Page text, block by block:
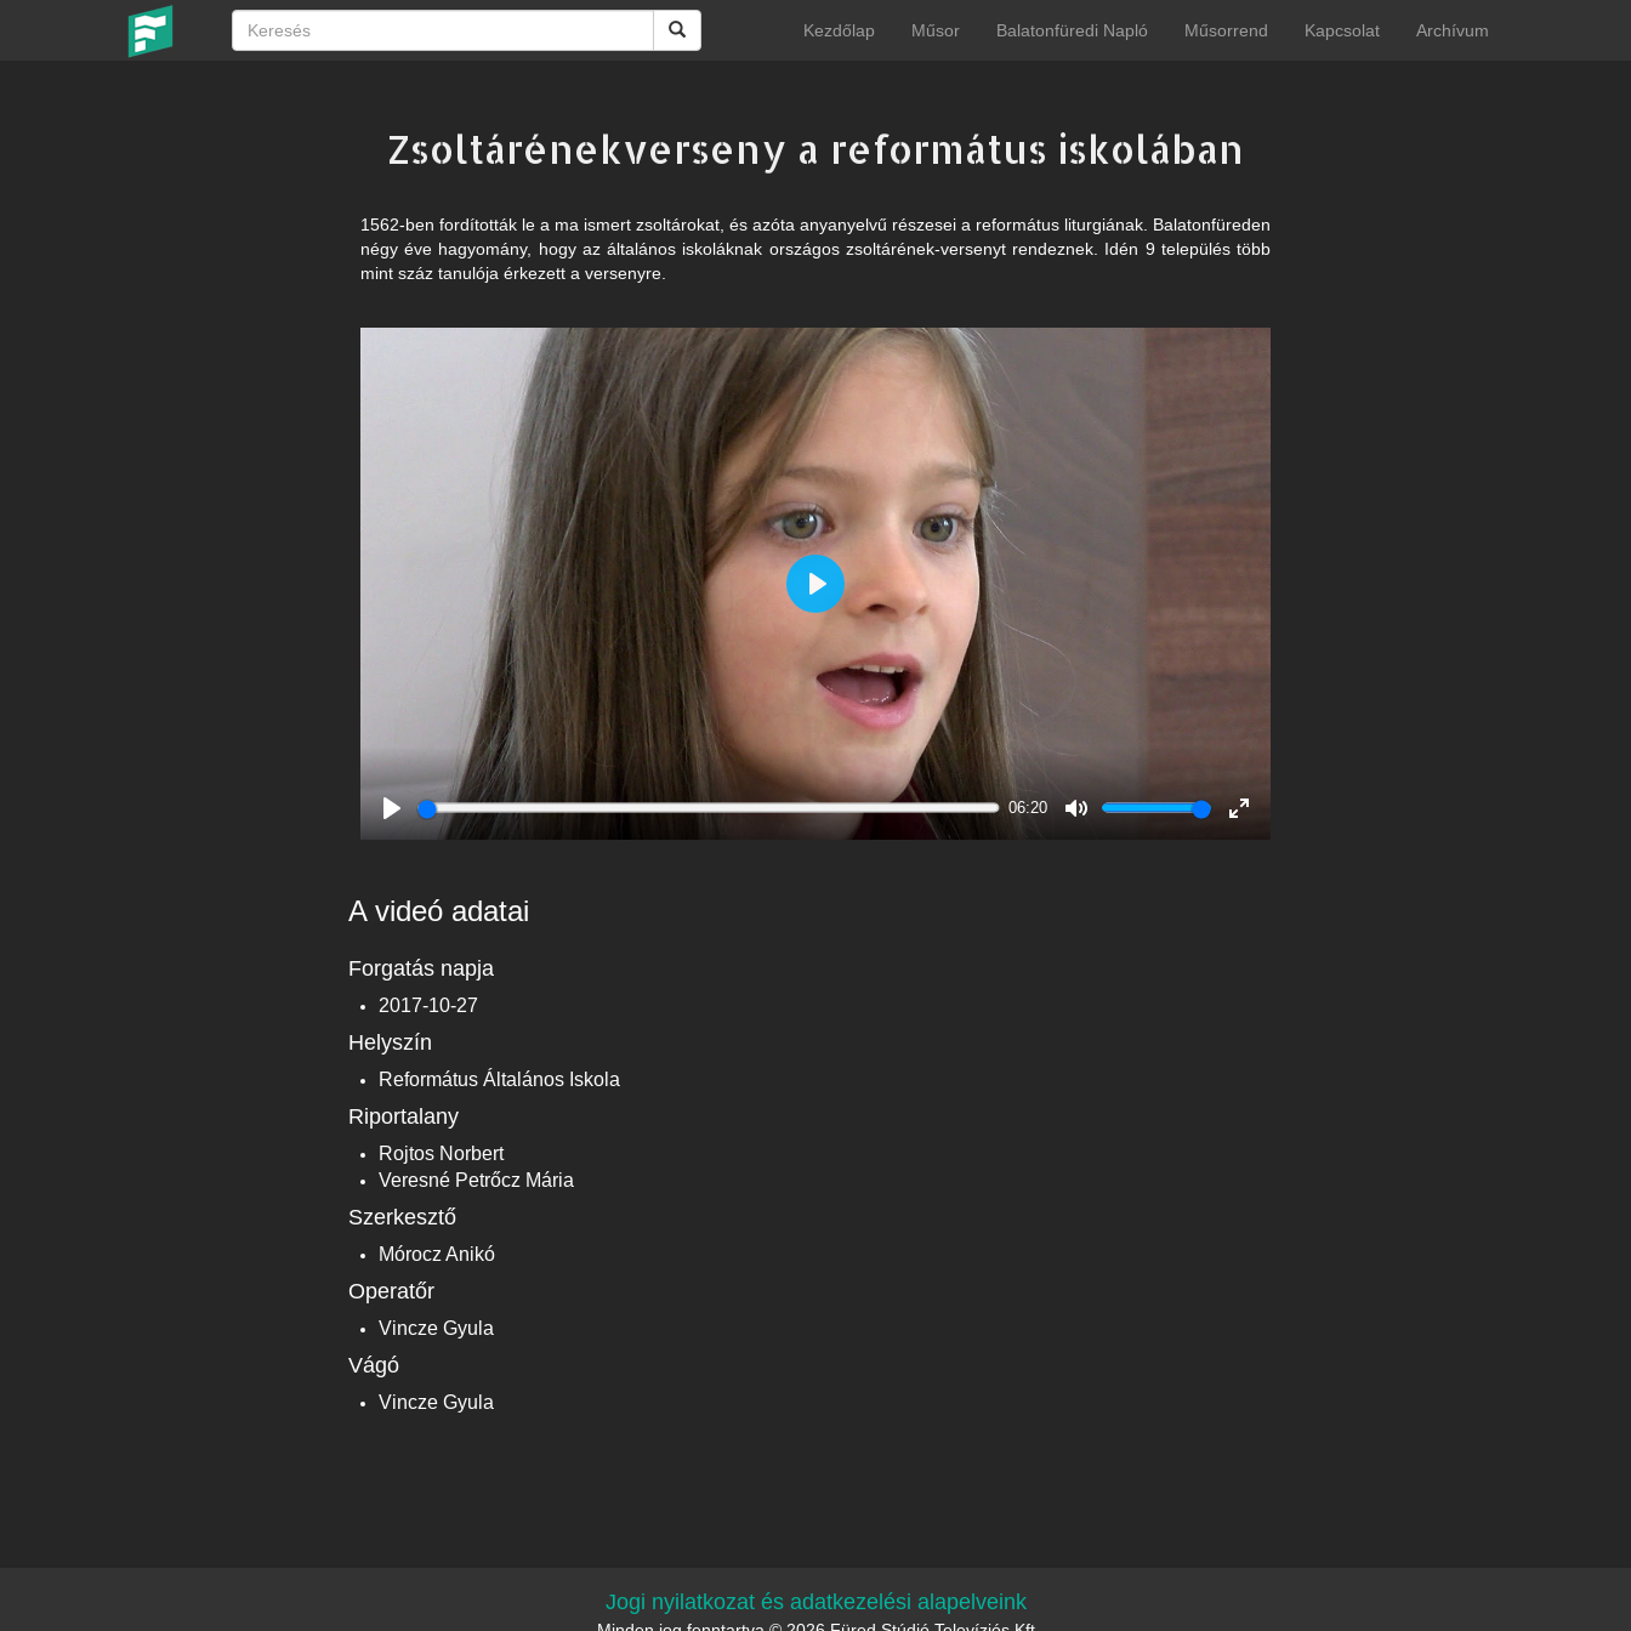
Kezdőlap Műsor Balatonfüredi Napló Műsorrend Kapcsolat Archívum
Zsoltárénekverseny a református iskolában
1562-ben fordították le a ma ismert zsoltárokat, és azóta anyanyelvű részesei a református liturgiának. Balatonfüreden
négy éve hagyomány, hogy az általános iskoláknak országos zsoltárének-versenyt rendeznek. Idén 9 település több
mint száz tanulója érkezett a versenyre.
06:20
Play
A videó adatai
Forgatás napja
2017-10-27
Helyszín
Református Általános Iskola
Riportalany
Rojtos Norbert
Veresné Petrőcz Mária
Szerkesztő
Mórocz Anikó
Operatőr
Vincze Gyula
Vágó
Vincze Gyula
Jogi nyilatkozat és adatkezelési alapelveink